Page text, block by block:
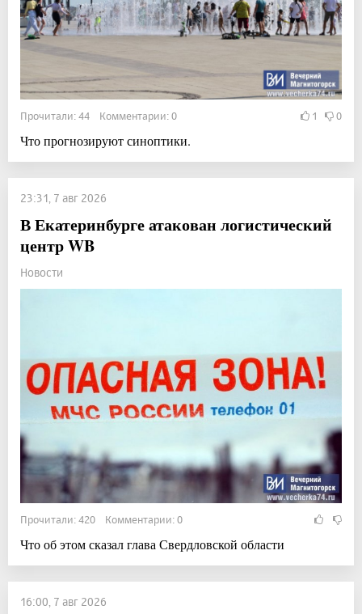
Прочитали: 44 Комментарии: 0 1 0
Что прогнозируют синоптики.
23:31, 7 авг 2026
В Екатеринбурге атакован логистический
центр WB
Новости
Прочитали: 420 Комментарии: 0
Что об этом сказал глава Свердловской области
16:00, 7 авг 2026